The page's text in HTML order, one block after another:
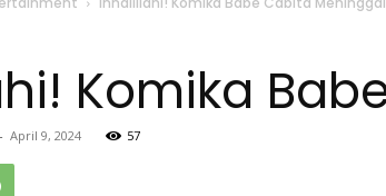
Komika
- April 9, 2024 57